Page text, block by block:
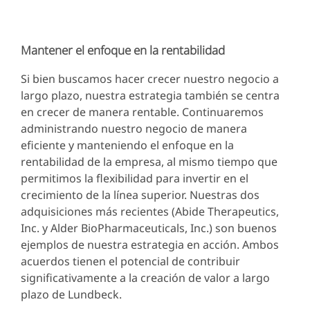
Mantener el enfoque en la rentabilidad
Si bien buscamos hacer crecer nuestro negocio a
largo plazo, nuestra estrategia también se centra
en crecer de manera rentable. Continuaremos
administrando nuestro negocio de manera
eficiente y manteniendo el enfoque en la
rentabilidad de la empresa, al mismo tiempo que
permitimos la flexibilidad para invertir en el
crecimiento de la línea superior. Nuestras dos
adquisiciones más recientes (Abide Therapeutics,
Inc. y Alder BioPharmaceuticals, Inc.) son buenos
ejemplos de nuestra estrategia en acción. Ambos
acuerdos tienen el potencial de contribuir
significativamente a la creación de valor a largo
plazo de Lundbeck.